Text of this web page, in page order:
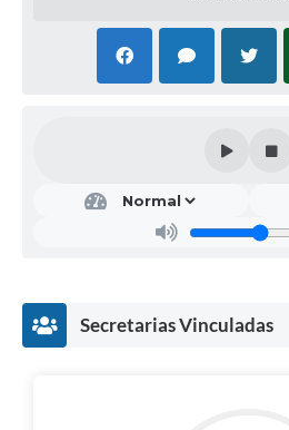
Secretarias Vinculadas